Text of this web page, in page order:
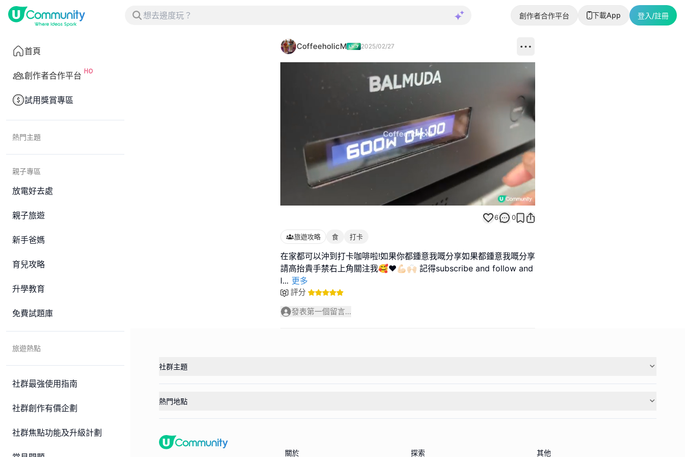
創作者合作平台 下載App 登入/註冊
首頁
創作者合作平台
試用獎賞專區
熱門主題
親子專區
放電好去處
親子旅遊
新手爸媽
育兒攻略
升學教育
免費試題庫
旅遊熱點
社群最強使用指南
社群創作有價企劃
社群焦點功能及升級計劃
CoffeeholicM 2025/02/27
Loaded
100.00%
Unmute
6 0
旅遊攻略 食 打卡
在家都可以沖到打卡咖啡啦!如果你都鍾意我嘅分享如果都鍾意我嘅分享
請高抬貴手禁右上角關注我🥰❤️💪🏻🙌🏻 記得subscribe and follow and
l... 更多
評分
發表第一個留言...
社群主題
熱門地點
關於 探索 其他